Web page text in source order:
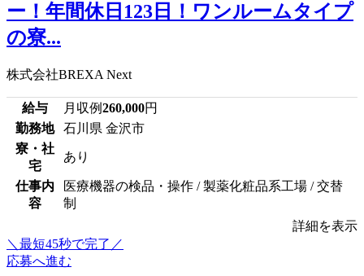
ー！年間休日123日！ワンルームタイプ
の寮...
株式会社BREXA Next
給与 月収例260,000円
勤務地
石川県 金沢市
寮・社
宅
あり
仕事内
容
医療機器の検品・操作 / 製薬化粧品系工場 / 交替
制
詳細を表示
＼最短45秒で完了／
応募へ進む